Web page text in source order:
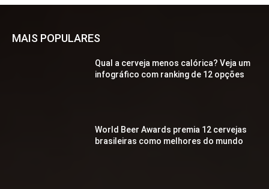
MAIS POPULARES
Qual a cerveja menos calórica? Veja um
infográfico com ranking de 12 opções
World Beer Awards premia 12 cervejas
brasileiras como melhores do mundo